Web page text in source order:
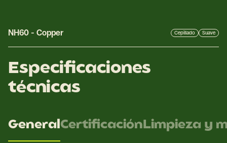
NH60 - Copper Cepillado Suave
Especificaciones
técnicas
GeneralCertificaciónLimpieza y